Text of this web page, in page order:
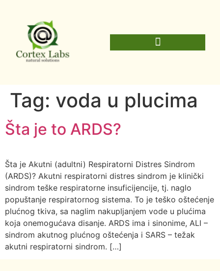
Tag: voda u plucima
Šta je to ARDS?
Šta je Akutni (adultni) Respiratorni Distres Sindrom
(ARDS)? Akutni respiratorni distres sindrom je klinički
sindrom teške respiratorne insuficijencije, tj. naglo
popuštanje respiratornog sistema. To je teško oštećenje
plućnog tkiva, sa naglim nakupljanjem vode u plućima
koja onemogućava disanje. ARDS ima i sinonime, ALI –
sindrom akutnog plućnog oštećenja i SARS – težak
akutni respiratorni sindrom. […]